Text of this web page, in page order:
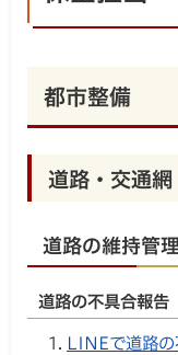
都市整備
道路・交通網
道路の維持管理
道路の不具合報告
LINEで道路の